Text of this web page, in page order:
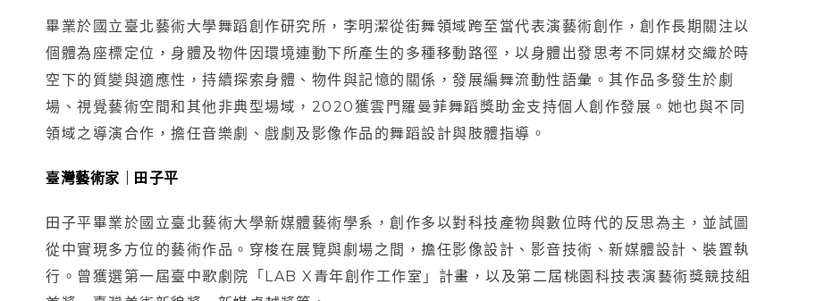
畢業於國立臺北藝術大學舞蹈創作研究所，李明潔從街舞領域跨至當代表演藝術創作，創作長期關注以
個體為座標定位，身體及物件因環境連動下所產生的多種移動路徑，以身體出發思考不同媒材交織於時
空下的質變與適應性，持續探索身體、物件與記憶的關係，發展編舞流動性語彙。其作品多發生於劇
場、視覺藝術空間和其他非典型場域，2020獲雲門羅曼菲舞蹈獎助金支持個人創作發展。她也與不同
領域之導演合作，擔任音樂劇、戲劇及影像作品的舞蹈設計與肢體指導。
臺灣藝術家｜田子平
田子平畢業於國立臺北藝術大學新媒體藝術學系，創作多以對科技產物與數位時代的反思為主，並試圖
從中實現多方位的藝術作品。穿梭在展覽與劇場之間，擔任影像設計、影音技術、新媒體設計、裝置執
行。曾獲選第一屆臺中歌劇院「LAB X青年創作工作室」計畫，以及第二屆桃園科技表演藝術獎競技組